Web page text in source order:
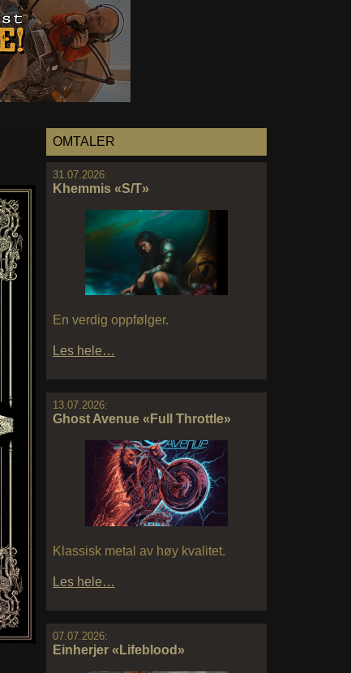
OMTALER
31.07.2026:
Khemmis «S/T»
En verdig oppfølger.
Les hele…
13.07.2026:
Ghost Avenue «Full Throttle»
Klassisk metal av høy kvalitet.
Les hele…
07.07.2026:
Einherjer «Lifeblood»